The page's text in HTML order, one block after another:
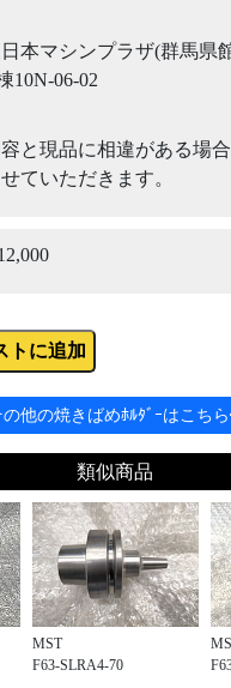
本マシンプラザ(群馬県
10N-06-02
と現品に相違がある場
ていただきます。
トに追加
の他の焼きばめﾎﾙﾀﾞｰはこちら
類似商品
MST
F63-SLRA4-70